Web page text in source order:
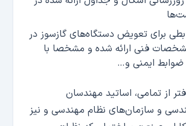
برای تعویض دستگاه‌های گازسوز در
فنی ارائه شده و مشخصا با
ایمنی و…
از تمامی، اساتید مهندسان
و سازمان‌های نظام مهندسی و نیز